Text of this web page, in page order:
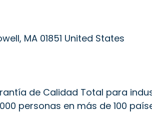
MA 01851 United States
de Calidad Total para
personas en más de 100